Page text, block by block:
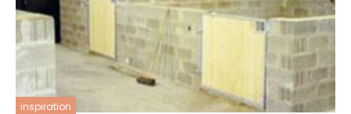
inspiration